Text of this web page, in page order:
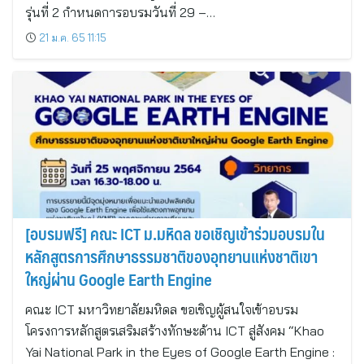
รุ่นที่ 2 กำหนดการอบรมวันที่ 29 –…
21 ม.ค. 65 11:15
[อบรมฟรี] คณะ ICT ม.มหิดล ขอเชิญเข้าร่วมอบรมใน
หลักสูตรการศึกษาธรรมชาติของอุทยานแห่งชาติเขา
ใหญ่ผ่าน Google Earth Engine
คณะ ICT มหาวิทยาลัยมหิดล ขอเชิญผู้สนใจเข้าอบรม
โครงการหลักสูตรเสริมสร้างทักษะด้าน ICT สู่สังคม “Khao
Yai National Park in the Eyes of Google Earth Engine :